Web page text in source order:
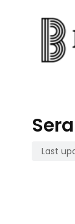
Last